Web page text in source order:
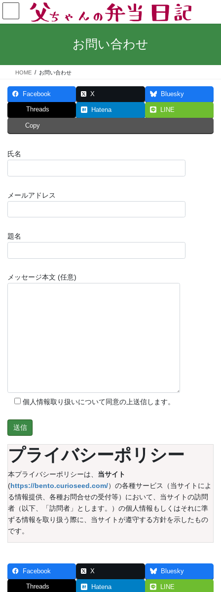
コ
テ
ス
ナ
ゲ
ン
お問い合わせ
HOME お問い合わせ
Facebook X Bluesky
Threads Hatena LINE
Copy
氏名
メールアドレス
題名
メッセージ本文 (任意)
個人情報取り扱いについて同意の上送信します。
プライバシーポリシー
本プライバシーポリシーは、 当サイト
(https://bento.curioseed.com/）の各種サービス（当サイトによ
る情報提供、各種お問合せの受付等）において、当サイトの訪問
者（以下、「訪問者」とします。）の個人情報もしくはそれに準
ずる情報を取り扱う際に、当サイトが遵守する方針を示したもの
です。
1．基本方針
Facebook X Bluesky
Threads Hatena LINE